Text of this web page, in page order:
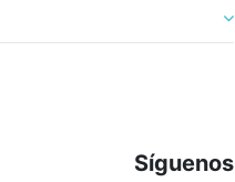
Síguenos